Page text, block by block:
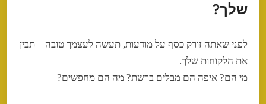
שלך?
לפני שאתה זורק כסף על מודעות, תעשה לעצמך טובה – תבין
את הלקוחות שלך.
מי הם? איפה הם מבלים ברשת? מה הם מחפשים?